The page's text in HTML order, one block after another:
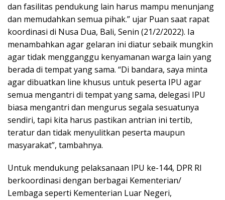
dan fasilitas pendukung lain harus mampu menunjang
dan memudahkan semua pihak.” ujar Puan saat rapat
koordinasi di Nusa Dua, Bali, Senin (21/2/2022). Ia
menambahkan agar gelaran ini diatur sebaik mungkin
agar tidak mengganggu kenyamanan warga lain yang
berada di tempat yang sama. “Di bandara, saya minta
agar dibuatkan line khusus untuk peserta IPU agar
semua mengantri di tempat yang sama, delegasi IPU
biasa mengantri dan mengurus segala sesuatunya
sendiri, tapi kita harus pastikan antrian ini tertib,
teratur dan tidak menyulitkan peserta maupun
masyarakat”, tambahnya.
Untuk mendukung pelaksanaan IPU ke-144, DPR RI
berkoordinasi dengan berbagai Kementerian/
Lembaga seperti Kementerian Luar Negeri,